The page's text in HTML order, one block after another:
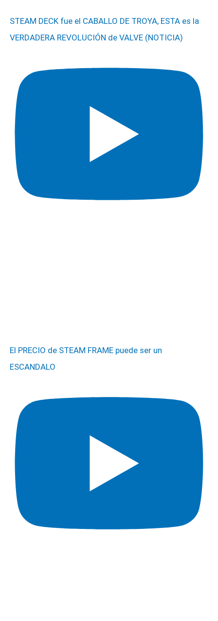
STEAM DECK fue el CABALLO DE TROYA, ESTA es la
VERDADERA REVOLUCIÓN de VALVE (NOTICIA)
El PRECIO de STEAM FRAME puede ser un
ESCANDALO